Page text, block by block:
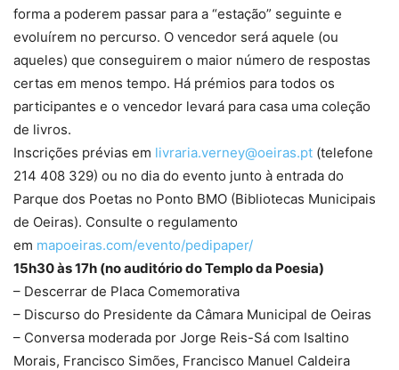
forma a poderem passar para a “estação” seguinte e
evoluírem no percurso. O vencedor será aquele (ou
aqueles) que conseguirem o maior número de respostas
certas em menos tempo. Há prémios para todos os
participantes e o vencedor levará para casa uma coleção
de livros.
Inscrições prévias em livraria.verney@oeiras.pt (telefone
214 408 329) ou no dia do evento junto à entrada do
Parque dos Poetas no Ponto BMO (Bibliotecas Municipais
de Oeiras). Consulte o regulamento
em mapoeiras.com/evento/pedipaper/
15h30 às 17h (no auditório do Templo da Poesia)
– Descerrar de Placa Comemorativa
– Discurso do Presidente da Câmara Municipal de Oeiras
– Conversa moderada por Jorge Reis-Sá com Isaltino
Morais, Francisco Simões, Francisco Manuel Caldeira